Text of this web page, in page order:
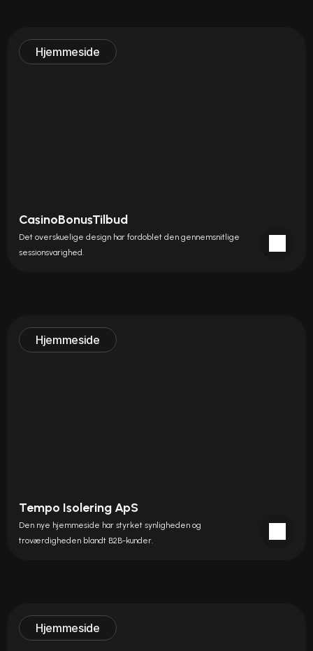
Hjemmeside
CasinoBonusTilbud
Det overskuelige design har fordoblet den gennemsnitlige
sessionsvarighed.
Hjemmeside
Tempo Isolering ApS
Den nye hjemmeside har styrket synligheden og
troværdigheden blandt B2B-kunder.
Hjemmeside